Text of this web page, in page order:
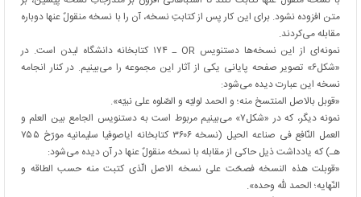
متن افزوده نشود. برای این کار پس از کتابتِ نسخه، آن را با نسخه منقولٌ عنها دوباره
مقابله می‌کردند.
نمونه‌ای از این نسخه‌ها دستنویس OR ـ ۱۷۴ کتابخانه دانشگاه لیدن است. در
«شکل۶» تصویر صفحه پایانی یکی از آثار این مجموعه را می‌بینیم. در کنار انجامه
نسخه این عبارت دیده می‌شود:
«قوبل بالاصل المنتسخ منه؛ و الحمد لولیّه و الصّلوه علی نبیّه».
نمونه دیگر، که در «شکل۷» می‌بینیم مربوط است به دستنویس الجامع بین العلم و
العمل النّافع فی صناعه الحیل (نسخه ۳۶۰۶ کتابخانه ایاصوفیا سلیمانیه مورّخ ۷۵۵
هـ) که یادداشت ذیل حاکی از مقابله با نسخه منقولٌ عنها در آن دیده می‌شود:
«قوبلت هذه النسخه فصحّت علی نسخه الاصل الّذی کتبت منه حسب الطاقه و
النّهایه؛ الحمد لله وحده».